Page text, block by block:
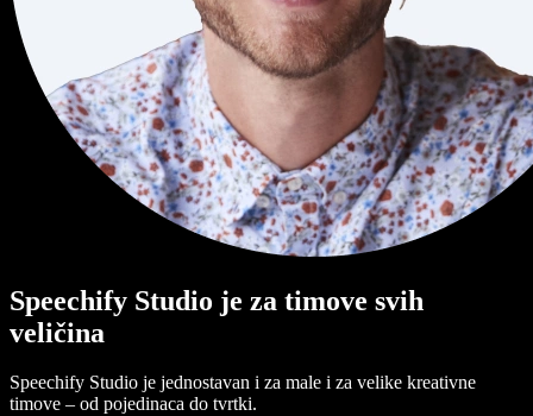
Speechify Studio je za timove svih
veličina
Speechify Studio je jednostavan i za male i za velike kreativne
timove – od pojedinaca do tvrtki.